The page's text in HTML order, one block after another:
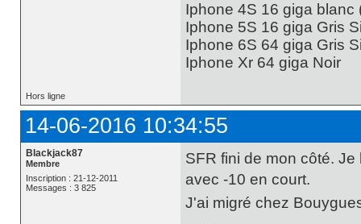
Iphone 4S 16 giga blanc
Iphone 5S 16 giga Gris
Iphone 6S 64 giga Gris
Iphone Xr 64 giga Noir
Hors ligne
14-06-2016 10:34:55
Blackjack87
Membre
Inscription : 21-12-2011
Messages : 3 825
SFR fini de mon côté.
avec -10 en court.
J'ai migré chez